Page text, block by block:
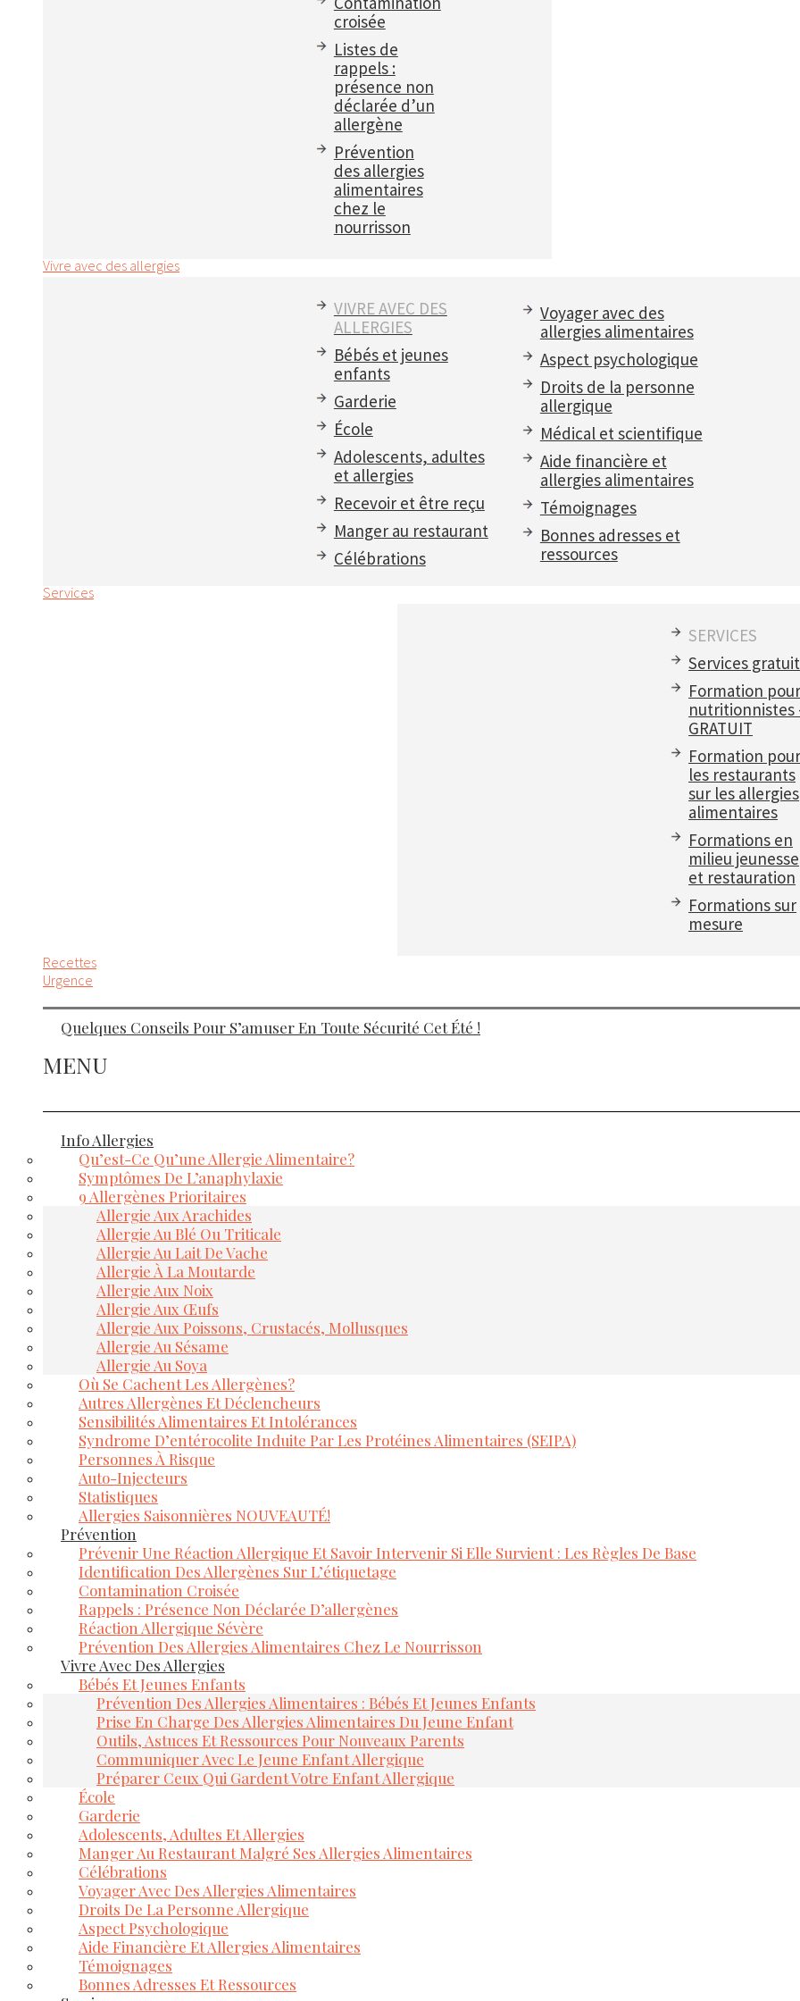
croisée
Listes de
rappels :
présence non
déclarée d’un
allergène
Prévention
des allergies
alimentaires
chez le
nourrisson
Vivre avec des allergies
VIVRE AVEC DES
ALLERGIES
Bébés et jeunes
enfants
Garderie
École
Adolescents, adultes
et allergies
Recevoir et être reçu
Manger au restaurant
Célébrations
Voyager avec des
allergies alimentaires
Aspect psychologique
Droits de la personne
allergique
Médical et scientifique
Aide financière et
allergies alimentaires
Témoignages
Bonnes adresses et
ressources
Services
SERVICES
Services
Formation pour
nutritionnistes
GRATUIT
Formation pour
les restaurants
sur les allergies
alimentaires
Formations en
milieu jeunesse
et restauration
Formations sur
mesure
Recettes
Urgence
Quelques Conseils Pour S’amuser En Toute Sécurité Cet Été !
MENU
Info Allergies
Qu’est-Ce Qu’une Allergie Alimentaire?
Symptômes De L’anaphylaxie
9 Allergènes Prioritaires
Allergie Aux Arachides
Allergie Au Blé Ou Triticale
Allergie Au Lait De Vache
Allergie À La Moutarde
Allergie Aux Noix
Allergie Aux Œufs
Allergie Aux Poissons, Crustacés, Mollusques
Allergie Au Sésame
Allergie Au Soya
Où Se Cachent Les Allergènes?
Autres Allergènes Et Déclencheurs
Sensibilités Alimentaires Et Intolérances
Syndrome D’entérocolite Induite Par Les Protéines Alimentaires (SEIPA)
Personnes À Risque
Auto-Injecteurs
Statistiques
Allergies Saisonnières NOUVEAUTÉ!
Prévention
Prévenir Une Réaction Allergique Et Savoir Intervenir Si Elle Survient : Les Règles De Base
Identification Des Allergènes Sur L’étiquetage
Contamination Croisée
Rappels : Présence Non Déclarée D’allergènes
Réaction Allergique Sévère
Prévention Des Allergies Alimentaires Chez Le Nourrisson
Vivre Avec Des Allergies
Bébés Et Jeunes Enfants
Prévention Des Allergies Alimentaires : Bébés Et Jeunes Enfants
Prise En Charge Des Allergies Alimentaires Du Jeune Enfant
Outils, Astuces Et Ressources Pour Nouveaux Parents
Communiquer Avec Le Jeune Enfant Allergique
Préparer Ceux Qui Gardent Votre Enfant Allergique
École
Garderie
Adolescents, Adultes Et Allergies
Manger Au Restaurant Malgré Ses Allergies Alimentaires
Célébrations
Voyager Avec Des Allergies Alimentaires
Droits De La Personne Allergique
Aspect Psychologique
Aide Financière Et Allergies Alimentaires
Témoignages
Bonnes Adresses Et Ressources